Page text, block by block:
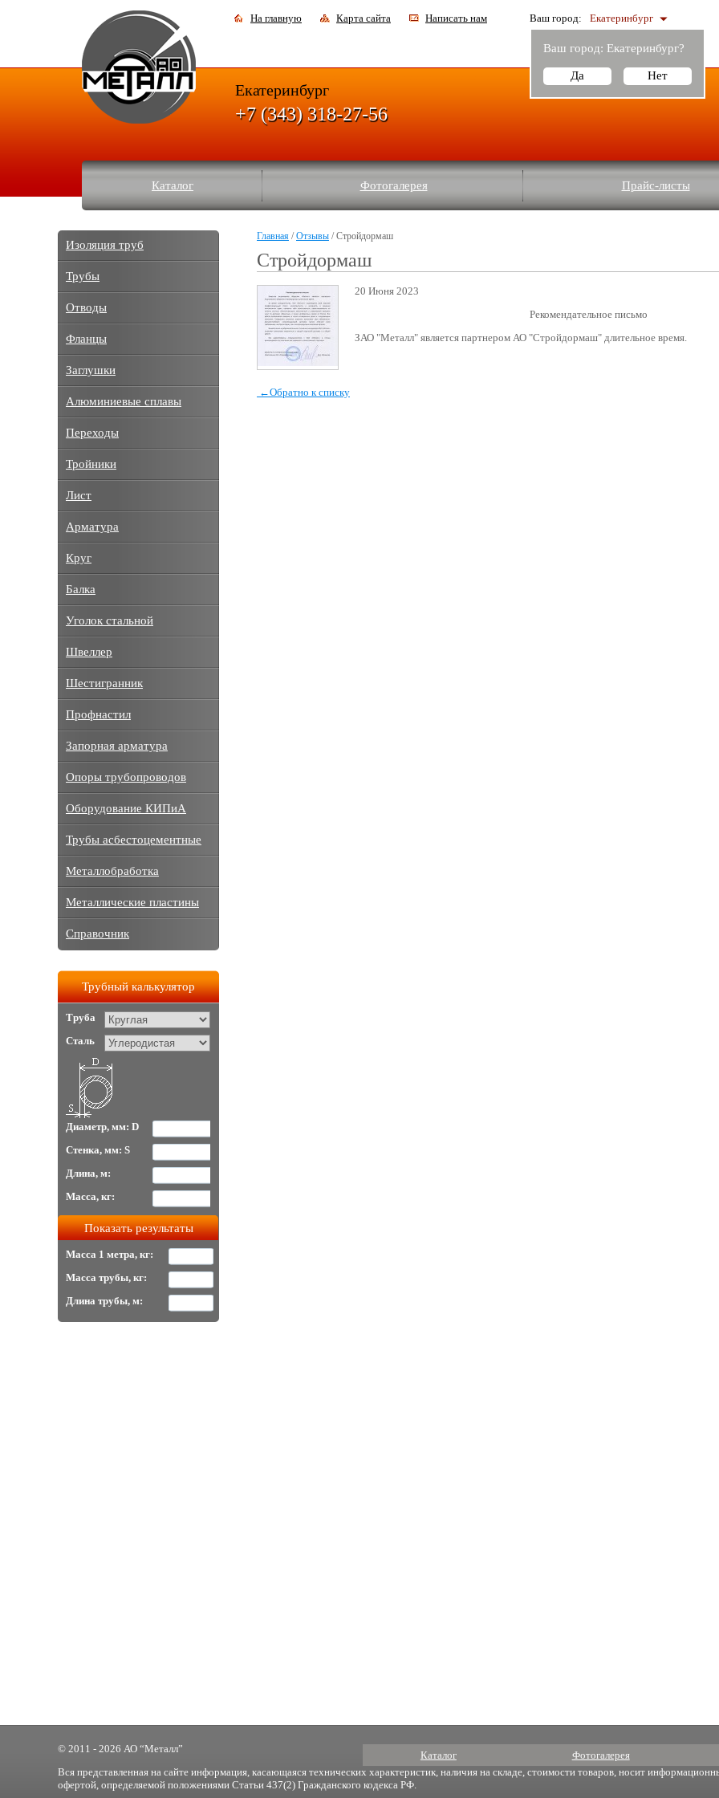
На главную Карта сайта Написать нам Ваш город: Екатеринбург
Ваш город: Екатеринбург?
Да Нет
Каталог Фотогалерея Прайс-листы
Екатеринбург
+7 (343) 318-27-56
Главная /Отзывы / Стройдормаш
Стройдормаш
20 Июня 2023
Рекомендательное письмо
ЗАО "Металл" является партнером АО "Стройдормаш" длительное время.
←Обратно к списку
Изоляция труб
Трубы
Отводы
Фланцы
Заглушки
Алюминиевые сплавы
Переходы
Тройники
Лист
Арматура
Круг
Балка
Уголок стальной
Швеллер
Шестигранник
Профнастил
Запорная арматура
Опоры трубопроводов
Оборудование КИПиА
Трубы асбестоцементные
Металлобработка
Металлические пластины
Справочник
Трубный калькулятор
Труба
Сталь
Диаметр, мм: D
Стенка, мм: S
Длина, м:
Масса, кг:
Масса 1 метра, кг:
Масса трубы, кг:
Длина трубы, м:
Каталог Фотогалерея
© 2011 - 2026 АО “Металл”
Вся представленная на сайте информация, касающаяся технических характеристик, наличия на складе, стоимости товаров, носит
офертой, определяемой положениями Статьи 437(2) Гражданского кодекса РФ.